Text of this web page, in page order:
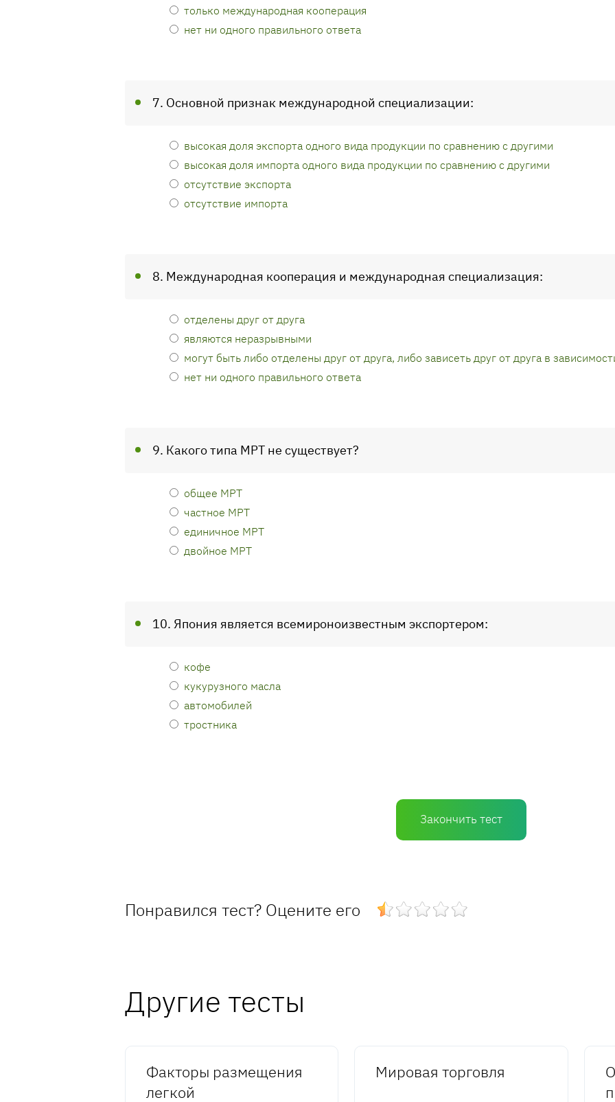
только международная кооперация
нет ни одного правильного ответа
7. Основной признак международной специализации:
высокая доля экспорта одного вида продукции по сравнению с другими
высокая доля импорта одного вида продукции по сравнению с другими
отсутствие экспорта
отсутствие импорта
8. Международная кооперация и международная специализация:
отделены друг от друга
являются неразрывными
могут быть либо отделены друг от друга, либо зависеть друг от друга в
нет ни одного правильного ответа
9. Какого типа МРТ не существует?
общее МРТ
частное МРТ
единичное МРТ
двойное МРТ
10. Япония является всемироноизвестным экспортером:
кофе
кукурузного масла
автомобилей
тростника
Закончить тест
Понравился тест? Оцените его
Другие тесты
Факторы размещения
легкой
Мировая торговля